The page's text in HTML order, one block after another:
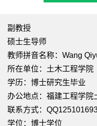
副教授
硕士生导师
教师拼音名称：Wang
所在单位：土木工程学院
学历：博士研究生毕业
办公地点：福建工程学
联系方式：
学位：博士学位